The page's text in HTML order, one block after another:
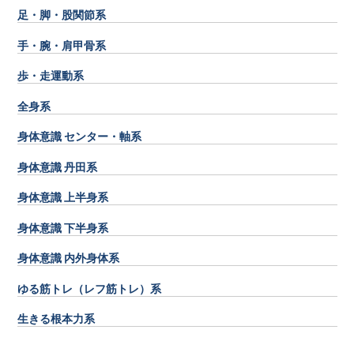
足・脚・股関節系
手・腕・肩甲骨系
歩・走運動系
全身系
身体意識 センター・軸系
身体意識 丹田系
身体意識 上半身系
身体意識 下半身系
身体意識 内外身体系
ゆる筋トレ（レフ筋トレ）系
生きる根本力系